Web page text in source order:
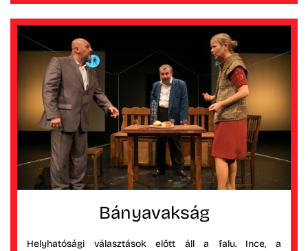
Bányavakság
Helyhatósági választások előtt áll a falu. Ince, a